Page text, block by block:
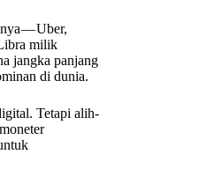
— Uber,
milik
jangka panjang
di dunia.
Tetapi alih-